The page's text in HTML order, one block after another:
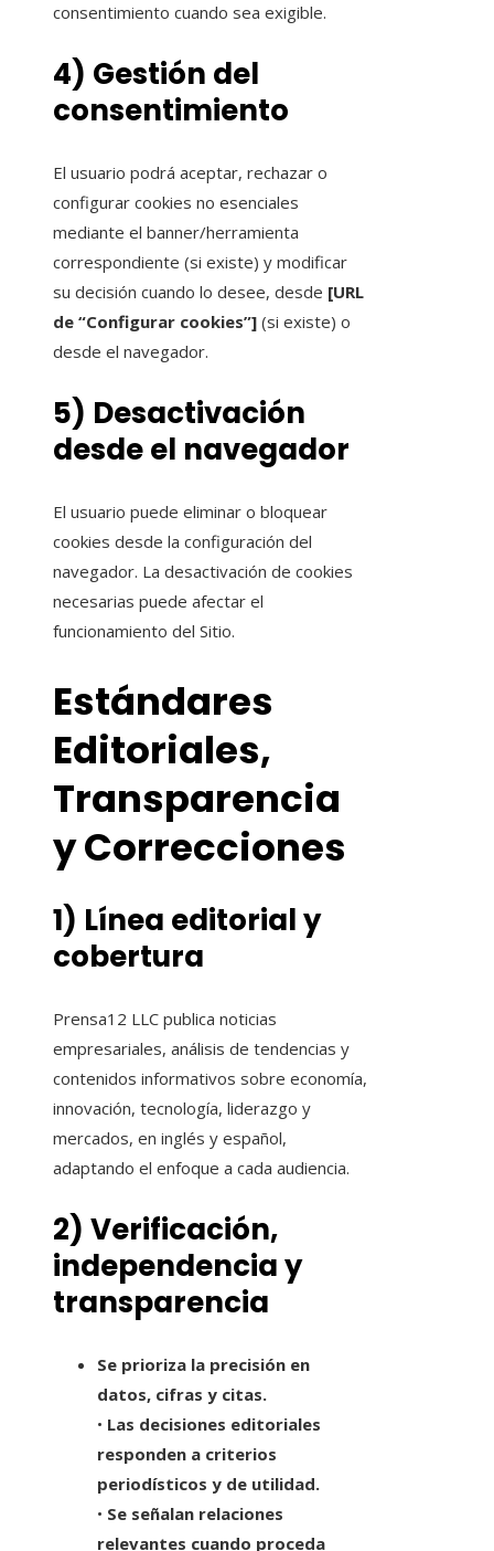
consentimiento cuando sea exigible.
4) Gestión del
consentimiento
El usuario podrá aceptar, rechazar o
configurar cookies no esenciales
mediante el banner/herramienta
correspondiente (si existe) y modificar
su decisión cuando lo desee, desde [URL
de “Configurar cookies”] (si existe) o
desde el navegador.
5) Desactivación
desde el navegador
El usuario puede eliminar o bloquear
cookies desde la configuración del
navegador. La desactivación de cookies
necesarias puede afectar el
funcionamiento del Sitio.
Estándares
Editoriales,
Transparencia
y Correcciones
1) Línea editorial y
cobertura
Prensa12 LLC publica noticias
empresariales, análisis de tendencias y
contenidos informativos sobre economía,
innovación, tecnología, liderazgo y
mercados, en inglés y español,
adaptando el enfoque a cada audiencia.
2) Verificación,
independencia y
transparencia
Se prioriza la precisión en
datos, cifras y citas.
• Las decisiones editoriales
responden a criterios
periodísticos y de utilidad.
• Se señalan relaciones
relevantes cuando proceda